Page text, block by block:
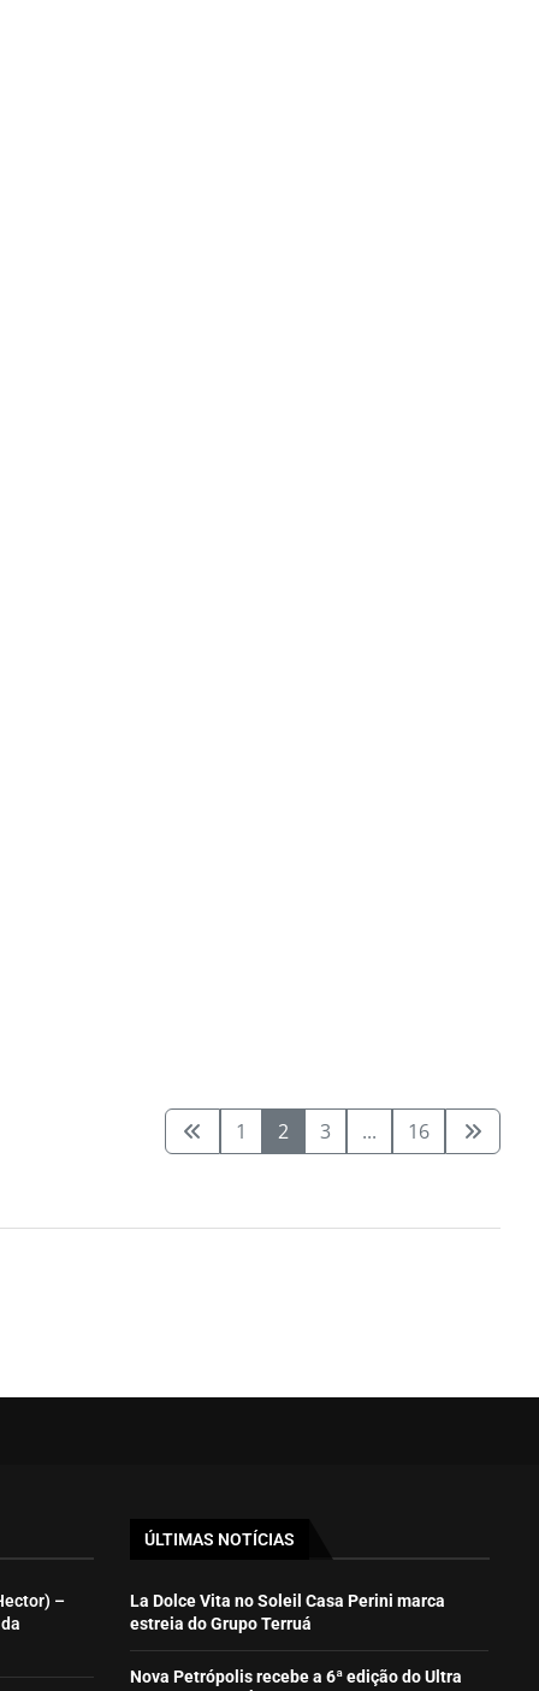
1 2 3 ... 16
–
ÚLTIMAS NOTÍCIAS
La Dolce Vita no Soleil Casa Perini marca
estreia do Grupo Terruá
Nova Petrópolis recebe a 6ª edição do Ultra